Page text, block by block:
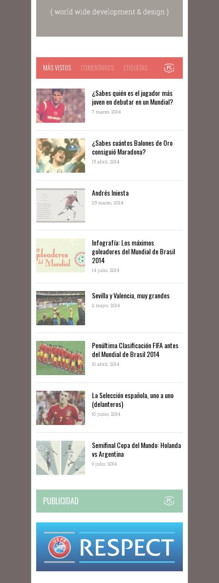
MÁS VISTOS COMENTARIOS ETIQUETAS
¿Sabes quién es el jugador más
joven en debutar en un Mundial?
7 marzo, 2014
¿Sabes cuántos Balones de Oro
consiguió Maradona?
15 abril, 2014
Andrés Iniesta
25 marzo, 2014
Infografía: Los máximos
goleadores del Mundial de Brasil
2014
14 julio, 2014
Sevilla y Valencia, muy grandes
2 mayo, 2014
Penúltima Clasificación FIFA antes
del Mundial de Brasil 2014
10 abril, 2014
La Selección española, uno a uno
(delanteros)
10 junio, 2014
Semifinal Copa del Mundo: Holanda
vs Argentina
9 julio, 2014
PUBLICIDAD